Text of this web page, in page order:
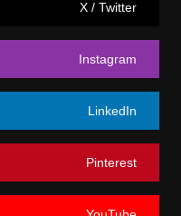
X / Twitter
Instagram
LinkedIn
Pinterest